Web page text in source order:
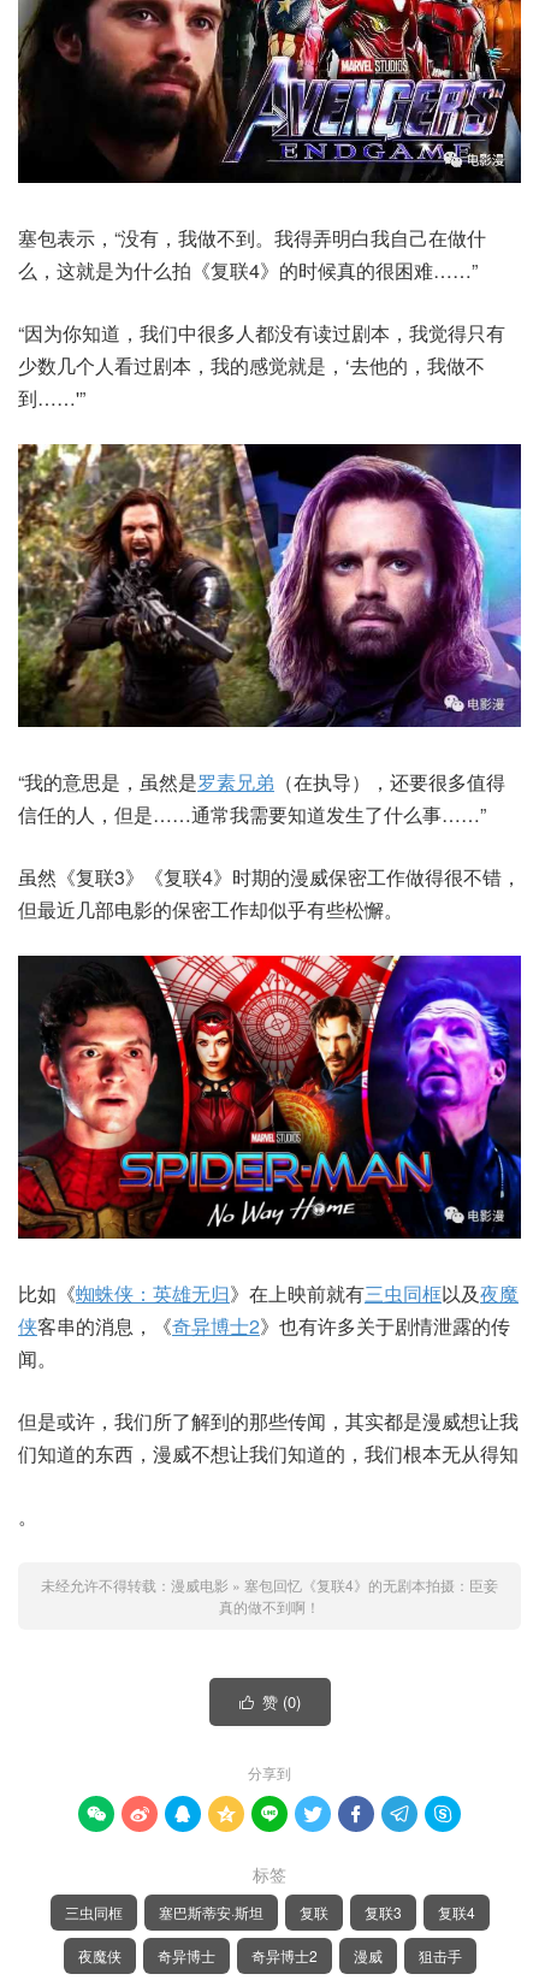
塞包表示，“没有，我做不到。我得弄明白我自己在做什
么，这就是为什么拍《复联4》的时候真的很困难……”
“因为你知道，我们中很多人都没有读过剧本，我觉得只有
少数几个人看过剧本，我的感觉就是，‘去他的，我做不
到……'”
“我的意思是，虽然是罗素兄弟 （在执导），还要很多值得
信任的人，但是……通常我需要知道发生了什么事……”
虽然《复联3》《复联4》时期的漫威保密工作做得很不错，
但最近几部电影的保密工作却似乎有些松懈。
比如《蜘蛛侠：英雄无归》在上映前就有三虫同框以及夜魔
侠客串的消息，《奇异博士2》也有许多关于剧情泄露的传
闻。
但是或许，我们所了解到的那些传闻，其实都是漫威想让我
们知道的东西，漫威不想让我们知道的，我们根本无从得知
。
未经允许不得转载： 漫威电影 » 塞包回忆《复联4》的无剧本拍摄：臣妾
真的做不到啊！
 赞 (0)
分享到
        
标签
三虫同框 塞巴斯蒂安·斯坦 复联 复联3 复联4
夜魔侠 奇异博士 奇异博士2 漫威 狙击手